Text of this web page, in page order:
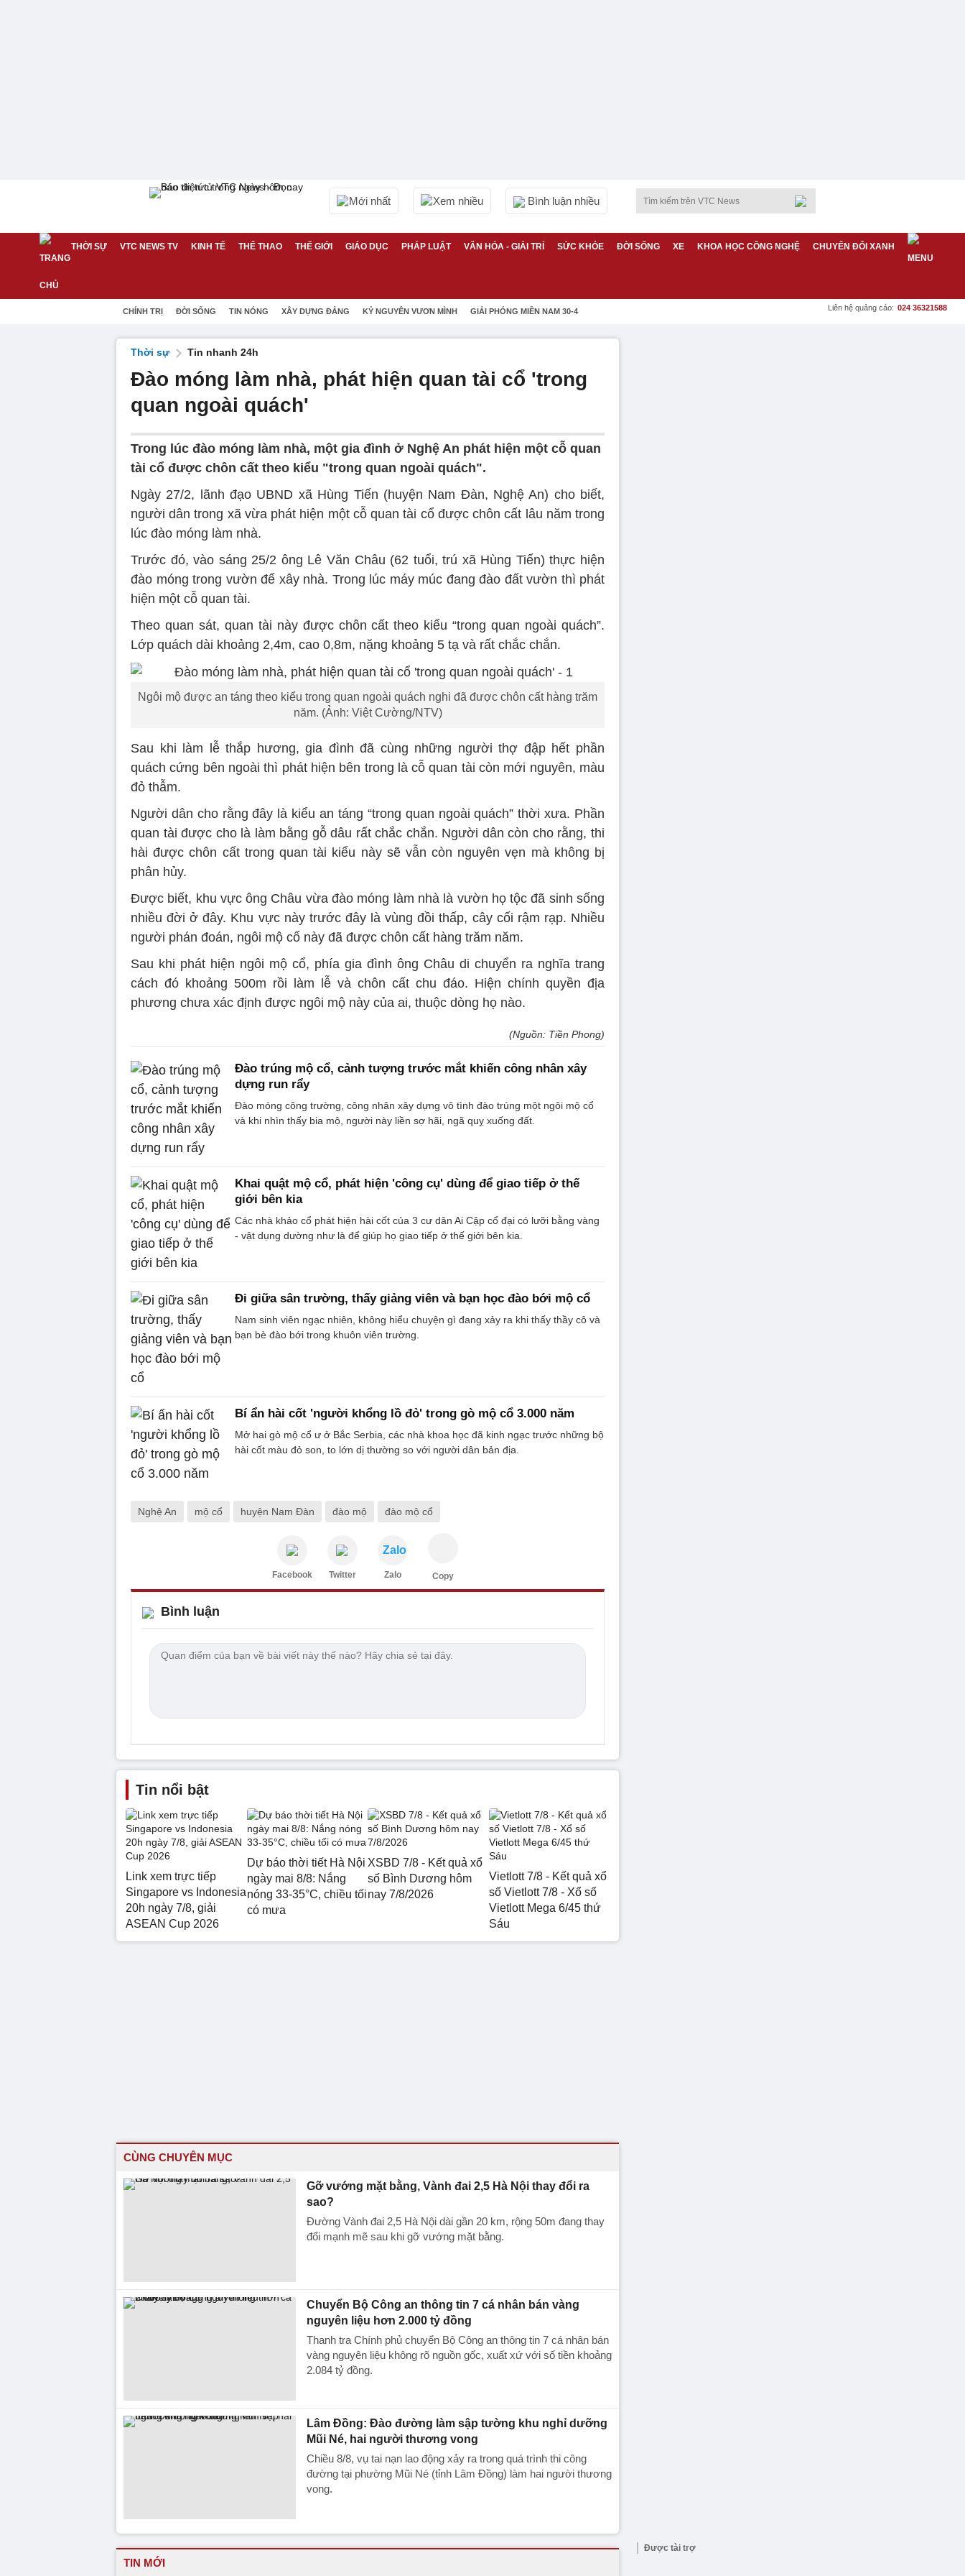
Mới nhất Xem nhiều Bình luận nhiều
THỜI SỰ VTC NEWS TV KINH TẾ THỂ THAO THẾ GIỚI GIÁO DỤC PHÁP LUẬT VĂN HÓA - GIẢI TRÍ SỨC KHỎE ĐỜI SỐNG XE KHOA HỌC CÔNG NGHỆ CHUYỂN ĐỔI XANH
CHÍNH TRỊ ĐỜI SỐNG TIN NÓNG XÂY DỰNG ĐẢNG KỶ NGUYÊN VƯƠN MÌNH GIẢI PHÓNG MIỀN NAM 30-4 Liên hệ quảng cáo: 024 36321588
Thời sự Tin nhanh 24h
Đào móng làm nhà, phát hiện quan tài cổ 'trong
quan ngoài quách'
Trong lúc đào móng làm nhà, một gia đình ở Nghệ An phát hiện một cỗ quan
tài cổ được chôn cất theo kiểu "trong quan ngoài quách".
Ngày 27/2, lãnh đạo UBND xã Hùng Tiến (huyện Nam Đàn, Nghệ An) cho biết,
người dân trong xã vừa phát hiện một cỗ quan tài cổ được chôn cất lâu năm trong
lúc đào móng làm nhà.
Trước đó, vào sáng 25/2 ông Lê Văn Châu (62 tuổi, trú xã Hùng Tiến) thực hiện
đào móng trong vườn để xây nhà. Trong lúc máy múc đang đào đất vườn thì phát
hiện một cỗ quan tài.
Theo quan sát, quan tài này được chôn cất theo kiểu “trong quan ngoài quách”.
Lớp quách dài khoảng 2,4m, cao 0,8m, nặng khoảng 5 tạ và rất chắc chắn.
Ngôi mộ được an táng theo kiểu trong quan ngoài quách nghi đã được chôn cất hàng trăm
năm. (Ảnh: Việt Cường/NTV)
Sau khi làm lễ thắp hương, gia đình đã cùng những người thợ đập hết phần
quách cứng bên ngoài thì phát hiện bên trong là cỗ quan tài còn mới nguyên, màu
đỏ thẫm.
Người dân cho rằng đây là kiểu an táng “trong quan ngoài quách” thời xưa. Phần
quan tài được cho là làm bằng gỗ dâu rất chắc chắn. Người dân còn cho rằng, thi
hài được chôn cất trong quan tài kiểu này sẽ vẫn còn nguyên vẹn mà không bị
phân hủy.
Được biết, khu vực ông Châu vừa đào móng làm nhà là vườn họ tộc đã sinh sống
nhiều đời ở đây. Khu vực này trước đây là vùng đồi thấp, cây cối rậm rạp. Nhiều
người phán đoán, ngôi mộ cổ này đã được chôn cất hàng trăm năm.
Sau khi phát hiện ngôi mộ cổ, phía gia đình ông Châu di chuyển ra nghĩa trang
cách đó khoảng 500m rồi làm lễ và chôn cất chu đáo. Hiện chính quyền địa
phương chưa xác định được ngôi mộ này của ai, thuộc dòng họ nào.
(Nguồn: Tiền Phong)
Đào trúng mộ cổ, cảnh tượng trước mắt khiến công nhân xây
dựng run rẩy
Đào móng công trường, công nhân xây dựng vô tình đào trúng một ngôi mộ cổ
và khi nhìn thấy bia mộ, người này liền sợ hãi, ngã quỵ xuống đất.
Khai quật mộ cổ, phát hiện 'công cụ' dùng để giao tiếp ở thế
giới bên kia
Các nhà khảo cổ phát hiện hài cốt của 3 cư dân Ai Cập cổ đại có lưỡi bằng vàng
- vật dụng dường như là để giúp họ giao tiếp ở thế giới bên kia.
Đi giữa sân trường, thấy giảng viên và bạn học đào bới mộ cổ
Nam sinh viên ngạc nhiên, không hiểu chuyện gì đang xảy ra khi thấy thầy cô và
bạn bè đào bới trong khuôn viên trường.
Bí ẩn hài cốt 'người khổng lồ đỏ' trong gò mộ cổ 3.000 năm
Mở hai gò mộ cổ ư ở Bắc Serbia, các nhà khoa học đã kinh ngạc trước những bộ
hài cốt màu đỏ son, to lớn dị thường so với người dân bản địa.
Nghệ An mộ cổ huyện Nam Đàn đào mộ đào mộ cổ
Facebook Twitter
Zalo
Zalo Copy
Bình luận
Tin nổi bật
Link xem trực tiếp
Singapore vs Indonesia
20h ngày 7/8, giải
ASEAN Cup 2026
Dự báo thời tiết Hà Nội
ngày mai 8/8: Nắng
nóng 33-35°C, chiều tối
có mưa
XSBD 7/8 - Kết quả xổ
số Bình Dương hôm
nay 7/8/2026
Vietlott 7/8 - Kết quả xổ
số Vietlott 7/8 - Xổ số
Vietlott Mega 6/45 thứ
Sáu
CÙNG CHUYÊN MỤC
Gỡ vướng mặt bằng, Vành đai 2,5 Hà Nội thay đổi ra
sao?
Đường Vành đai 2,5 Hà Nội dài gần 20 km, rộng 50m đang thay
đổi mạnh mẽ sau khi gỡ vướng mặt bằng.
Chuyển Bộ Công an thông tin 7 cá nhân bán vàng
nguyên liệu hơn 2.000 tỷ đồng
Thanh tra Chính phủ chuyển Bộ Công an thông tin 7 cá nhân bán
vàng nguyên liệu không rõ nguồn gốc, xuất xứ với số tiền khoảng
2.084 tỷ đồng.
Lâm Đồng: Đào đường làm sập tường khu nghỉ dưỡng
Mũi Né, hai người thương vong
Chiều 8/8, vụ tai nạn lao động xảy ra trong quá trình thi công
đường tại phường Mũi Né (tỉnh Lâm Đồng) làm hai người thương
vong.
TIN MỚI
Được tài trợ